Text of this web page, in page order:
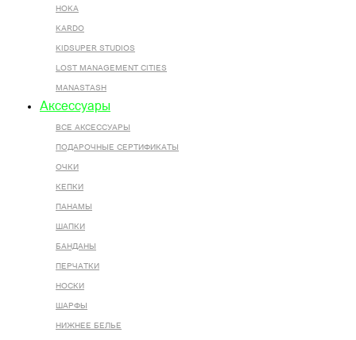
HOKA
KARDO
KIDSUPER STUDIOS
LOST MANAGEMENT CITIES
MANASTASH
Аксессуары
ВСЕ AКСЕССУАРЫ
ПОДАРОЧНЫЕ СЕРТИФИКАТЫ
ОЧКИ
КЕПКИ
ПАНАМЫ
ШАПКИ
БАНДАНЫ
ПЕРЧАТКИ
НОСКИ
ШАРФЫ
НИЖНЕЕ БЕЛЬЕ